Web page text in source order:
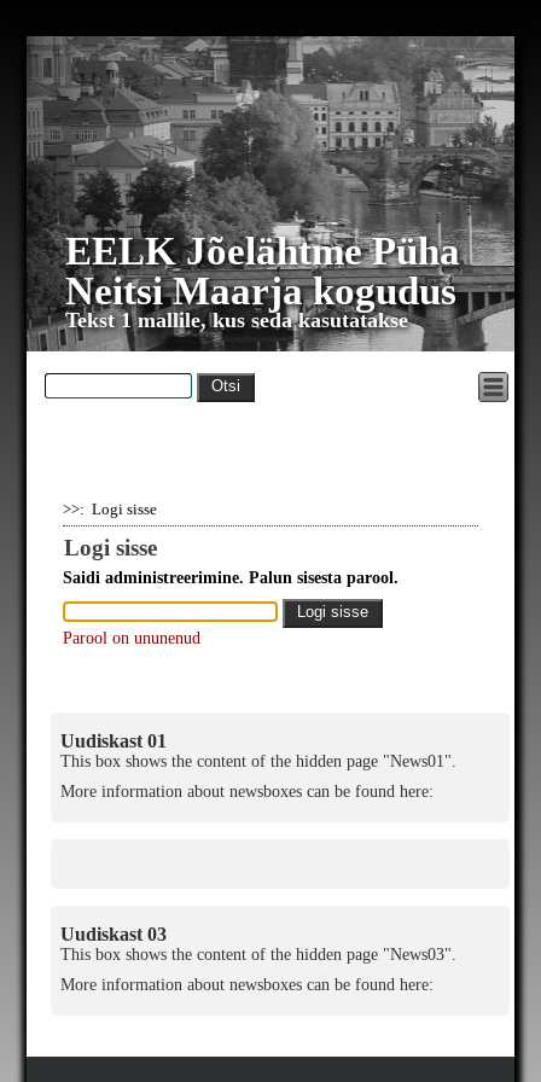
EELK Jõelähtme Püha
Neitsi Maarja kogudus
Tekst 1 mallile, kus seda kasutatakse
>>: Logi sisse
Logi sisse
Saidi administreerimine. Palun sisesta parool.
Parool on ununenud
Uudiskast 01
This box shows the content of the hidden page "News01".
More information about newsboxes can be found here:
Uudiskast 03
This box shows the content of the hidden page "News03".
More information about newsboxes can be found here: